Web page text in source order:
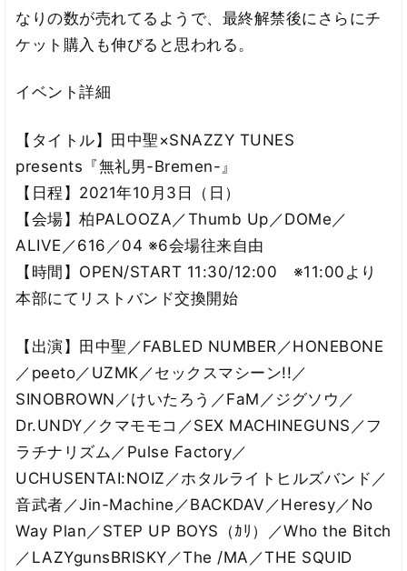
なりの数が売れてるようで、最終解禁後にさらにチ
ケット購入も伸びると思われる。
イベント詳細
【タイトル】田中聖×SNAZZY TUNES
presents『無礼男-Bremen-』
【日程】2021年10月3日（日）
【会場】柏PALOOZA／Thumb Up／DOMe／
ALIVE／616／04 ※6会場往来自由
【時間】OPEN/START 11:30/12:00 ※11:00より
本部にてリストバンド交換開始
【出演】田中聖／FABLED NUMBER／HONEBONE
／peeto／UZMK／セックスマシーン!!／
SINOBROWN／けいたろう／FaM／ジグソウ／
Dr.UNDY／クマモモコ／SEX MACHINEGUNS／フ
ラチナリズム／Pulse Factory／
UCHUSENTAI:NOIZ／ホタルライトヒルズバンド／
音武者／Jin-Machine／BACKDAV／Heresy／No
Way Plan／STEP UP BOYS（ｶﾘ）／Who the Bitch
／LAZYgunsBRISKY／The /MA／THE SQUID